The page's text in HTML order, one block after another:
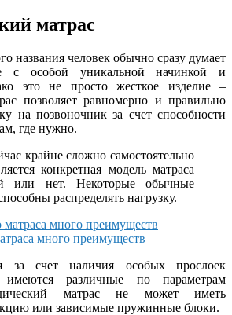
матрас
названия человек обычно сразу думает
с особой уникальной начинкой и
это не просто жесткое изделие –
позволяет равномерно и правильно
на позвоночник за счет способности
где нужно.
крайне сложно самостоятельно
конкретная модель матраса
или нет. Некоторые обычные
распределять нагрузку.
много преимуществ
за счет наличия особых прослоек
различные по параметрам
матрас не может иметь
или зависимые пружинные блоки.